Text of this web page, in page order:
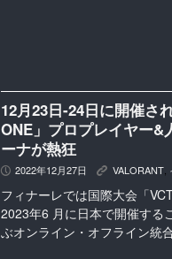
12月23日-24日に開催さ
ONE」プロプレイヤー&
ーナが熱狂
P 2022年12月27日 K VALORANT,
フィナーレでは国際大会「
2023年6 月に日本で開催する
ぶオンライン・オフライン統